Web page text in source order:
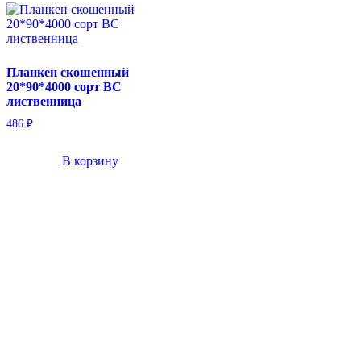
Планкен скошенный
20*90*4000 сорт BC
лиственница
486 ₽
В корзину